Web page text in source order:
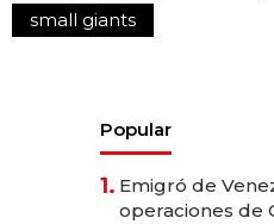
small giants
Popular
1. Emigró de
operaciones de